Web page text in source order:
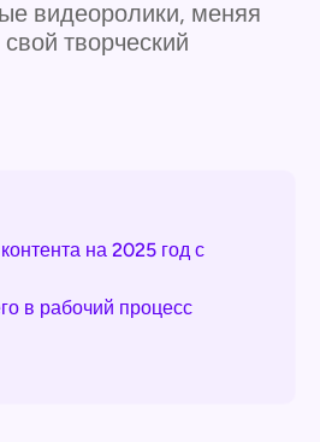
видеоролики, меняя
творческий
на 2025 год с
в рабочий процесс